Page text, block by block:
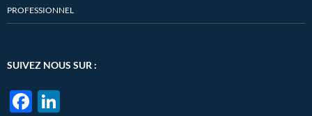
PROFESSIONNEL
SUIVEZ NOUS SUR :
F